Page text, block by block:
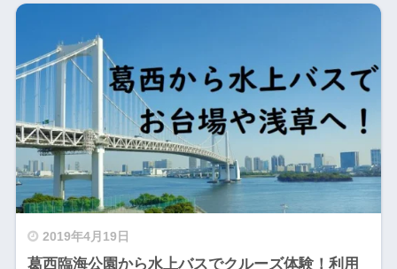
2019年4月19日
葛西臨海公園から水上バスでクルーズ体験！利用